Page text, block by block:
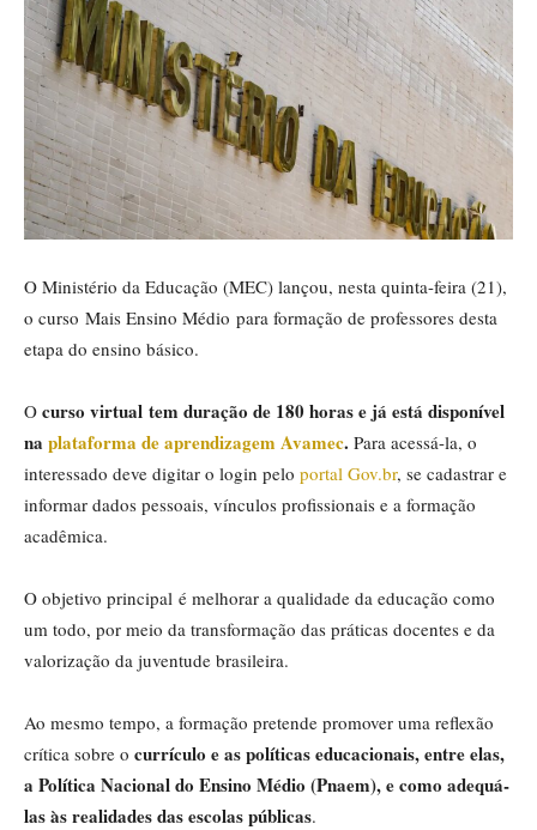
O Ministério da Educação (MEC) lançou, nesta quinta-feira (21),
o curso Mais Ensino Médio para formação de professores desta
etapa do ensino básico.
O curso virtual tem duração de 180 horas e já está disponível
na plataforma de aprendizagem Avamec. Para acessá-la, o
interessado deve digitar o login pelo portal Gov.br, se cadastrar e
informar dados pessoais, vínculos profissionais e a formação
acadêmica.
O objetivo principal é melhorar a qualidade da educação como
um todo, por meio da transformação das práticas docentes e da
valorização da juventude brasileira.
Ao mesmo tempo, a formação pretende promover uma reflexão
crítica sobre o currículo e as políticas educacionais, entre elas,
a Política Nacional do Ensino Médio (Pnaem), e como adequá-
las às realidades das escolas públicas.